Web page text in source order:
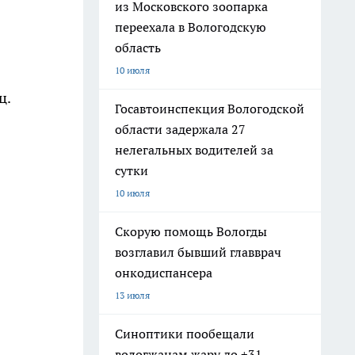
из Московского зоопарка
переехала в Вологодскую
область
10 июля
Госавтоинспекция Вологодской
области задержала 27
нелегальных водителей за
сутки
10 июля
Скорую помощь Вологды
возглавил бывший главврач
онкодиспансера
13 июля
Синоптики пообещали